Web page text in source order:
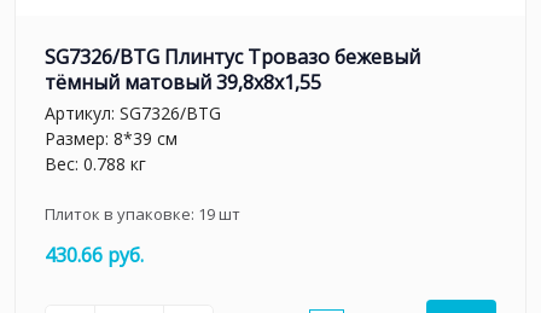
SG7326/BTG Плинтус Тровазо бежевый
тёмный матовый 39,8x8x1,55
Артикул: SG7326/BTG
Размер: 8*39 см
Вес: 0.788 кг
Плиток в упаковке: 19шт
430.66 руб.